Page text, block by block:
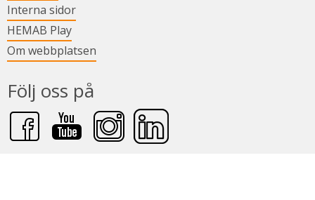
Interna sidorLänk till annan webbplats.
HEMAB PlayLänk till annan webbplats.
Om webbplatsen
Följ oss på